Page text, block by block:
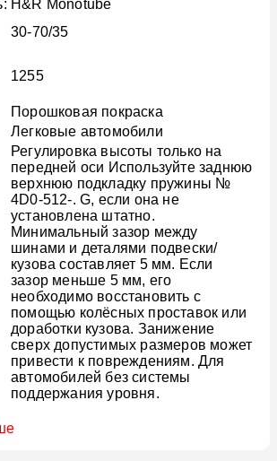
H&R Monotube
30-70/35
1255
Порошковая покраска
Легковые автомобили
Регулировка высоты только на
передней оси Используйте заднюю
верхнюю подкладку пружины №
4D0-512-. G, если она не
установлена штатно.
Минимальный зазор между
шинами и деталями подвески/
кузова составляет 5 мм. Если
зазор меньше 5 мм, его
необходимо восстановить с
помощью колёсных проставок или
доработки кузова. Занижение
сверх допустимых размеров может
привести к повреждениям. Для
автомобилей без системы
поддержания уровня.